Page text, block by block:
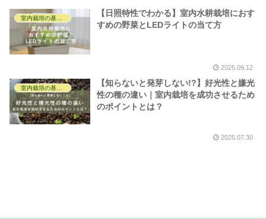
室内栽培の基礎知識
【日照特性でわかる】室内水耕栽培におす
すめの野菜とLEDライトの当て方
2025.09.12
【知らないと発芽しない!?】好光性と嫌光
性の種の違い｜室内栽培を成功させるため
のポイントとは？
2025.07.30